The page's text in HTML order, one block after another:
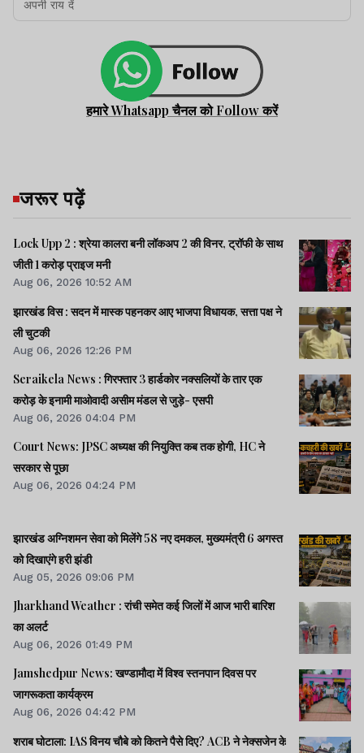
हमारे Whatsapp चैनल को Follow करें
जरूर पढ़ें
Lock Upp 2 : श्रेया कालरा बनी लॉकअप 2 की विनर, ट्रॉफी के साथ
जीती 1 करोड़ प्राइज मनी
Aug 06, 2026 10:52 AM
झारखंड विस : सदन में मास्क पहनकर आए भाजपा विधायक, सत्ता पक्ष ने
ली चुटकी
Aug 06, 2026 12:26 PM
Seraikela News : गिरफ्तार 3 हार्डकोर नक्सलियों के तार एक
करोड़ के इनामी माओवादी असीम मंडल से जुड़े- एसपी
Aug 06, 2026 04:04 PM
Court News: JPSC अध्यक्ष की नियुक्ति कब तक होगी, HC ने
सरकार से पूछा
Aug 06, 2026 04:24 PM
झारखंड अग्निशमन सेवा को मिलेंगे 58 नए दमकल, मुख्यमंत्री 6 अगस्त
को दिखाएंगे हरी झंडी
Aug 05, 2026 09:06 PM
Jharkhand Weather : रांची समेत कई जिलों में आज भारी बारिश
का अलर्ट
Aug 06, 2026 01:49 PM
Jamshedpur News: खण्डामौदा में विश्व स्तनपान दिवस पर
जागरूकता कार्यक्रम
Aug 06, 2026 04:42 PM
शराब घोटाला: IAS विनय चौबे को कितने पैसे दिए? ACB ने नेक्सजेन के